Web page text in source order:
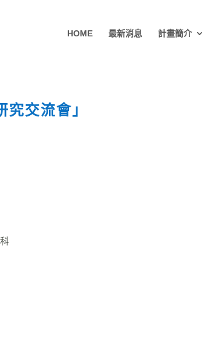
HOME 最新消息 計畫簡介
究交流會」